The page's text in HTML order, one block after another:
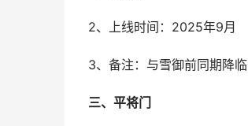
2、上线时间：2025年9月
3、备注：与雪御前同期降临
三、平将门